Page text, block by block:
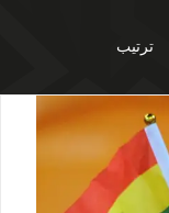
ترتيب